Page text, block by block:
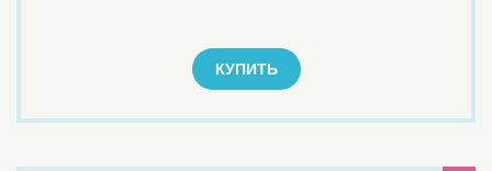
КУПИТЬ